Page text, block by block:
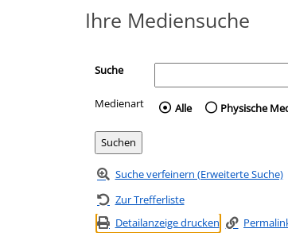
Ihre Mediensuche
Suche
Medienart Wählen Sie die
Alle Physische
Suche verfeinern (Erweiterte Suche)
Zur Trefferliste
Detailanzeige drucken